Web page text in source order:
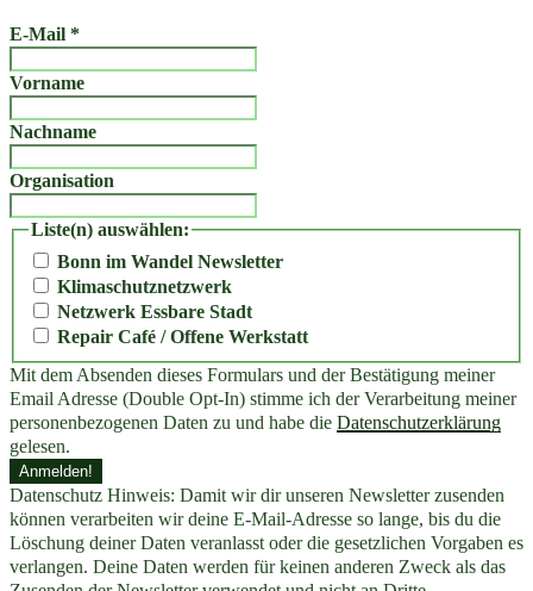
E-Mail *
Vorname
Nachname
Organisation
Liste(n) auswählen:
Bonn im Wandel Newsletter
Klimaschutznetzwerk
Netzwerk Essbare Stadt
Repair Café / Offene Werkstatt
Mit dem Absenden dieses Formulars und der Bestätigung meiner
Email Adresse (Double Opt-In) stimme ich der Verarbeitung meiner
personenbezogenen Daten zu und habe die Datenschutzerklärung
gelesen.
Datenschutz Hinweis: Damit wir dir unseren Newsletter zusenden
können verarbeiten wir deine E-Mail-Adresse so lange, bis du die
Löschung deiner Daten veranlasst oder die gesetzlichen Vorgaben es
verlangen. Deine Daten werden für keinen anderen Zweck als das